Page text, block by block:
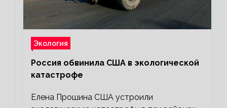
Экология
Россия обвинила США в экологической
катастрофе
Елена Прошина США устроили